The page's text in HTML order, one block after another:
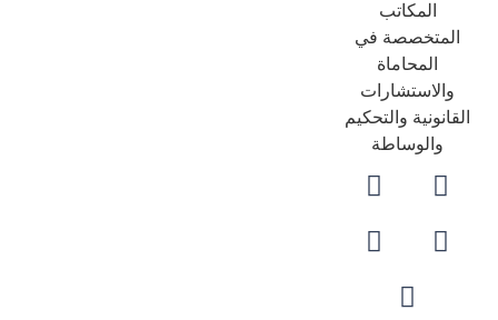
المكاتب
المتخصصة في
المحاماة
والاستشارات
والتحكيم
والوساطة